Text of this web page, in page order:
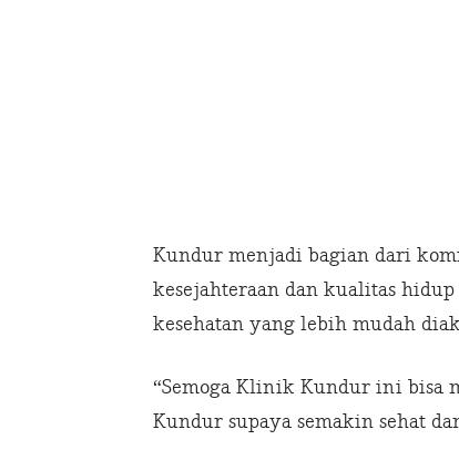
Kundur menjadi bagian dari
kesejahteraan dan kualitas
kesehatan yang lebih mudah
“Semoga Klinik Kundur ini bisa
Kundur supaya semakin sehat